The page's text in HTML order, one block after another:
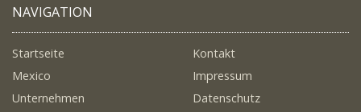
NAVIGATION
Startseite
Mexico
Unternehmen
Kontakt
Impressum
Datenschutz